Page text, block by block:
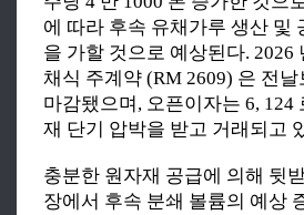
에 따라 후속 유채가루 생산 및
을 가할 것으로 예상된다. 2026
채식 주계약 (RM 2609) 은 전
마감됐으며, 오픈이자는 6,
재 단기 압박을 받고 거래되고
충분한 원자재 공급에 의해 뒷
장에서 후속 분쇄 볼륨의 예상